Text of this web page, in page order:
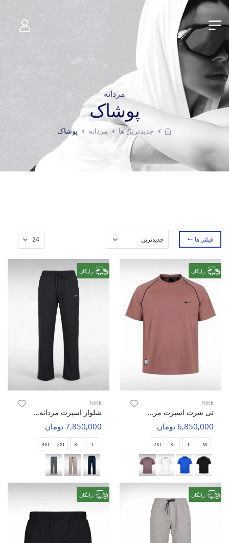
مردانه
پوشاک
جدیدترین ها مردانه پوشاک
فیلتر ها
رایگان
NIKE
تی شرت اسپرت مردانه نایک Nike Iron Soul M
6,850,000 تومان
M
L
XL
2XL
رایگان
NIKE
شلوار اسپرت مردانه نایک Nike Urban Ease M
7,850,000 تومان
L
XL
2XL
3XL
رایگان رایگان